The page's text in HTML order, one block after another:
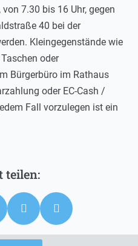
7.30 bis 16 Uhr, gegen
40 bei der
Kleingegenstände wie
oder
Bürgerbüro im Rathaus
oder EC-Cash /
Fall vorzulegen ist ein